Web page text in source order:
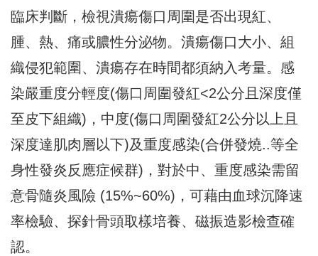
臨床判斷，檢視潰瘍傷口周圍是否出現紅、
腫、熱、痛或膿性分泌物。潰瘍傷口大小、組
織侵犯範圍、潰瘍存在時間都須納入考量。感
染嚴重度分輕度(傷口周圍發紅<2公分且深度僅
至皮下組織)，中度(傷口周圍發紅2公分以上且
深度達肌肉層以下)及重度感染(合併發燒..等全
身性發炎反應症候群)，對於中、重度感染需留
意骨隨炎風險 (15%~60%)，可藉由血球沉降速
率檢驗、探針骨頭取樣培養、磁振造影檢查確
認。